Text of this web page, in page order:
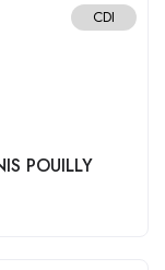
CDI
POUILLY